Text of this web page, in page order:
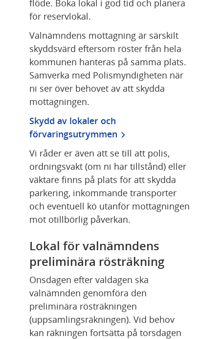
flöde. Boka lokal i god tid och planera
för reservlokal.
Valnämndens mottagning är särskilt
skyddsvärd eftersom röster från hela
kommunen hanteras på samma plats.
Samverka med Polismyndigheten när
ni ser över behovet av att skydda
mottagningen.
Skydd av lokaler och
förvaringsutrymmen
Vi råder er även att se till att polis,
ordningsvakt (om ni har tillstånd) eller
väktare finns på plats för att skydda
parkering, inkommande transporter
och eventuell kö utanför mottagningen
mot otillbörlig påverkan.
Lokal för valnämndens
preliminära rösträkning
Onsdagen efter valdagen ska
valnämnden genomföra den
preliminära rösträkningen
(uppsamlingsräkningen). Vid behov
kan räkningen fortsätta på torsdagen